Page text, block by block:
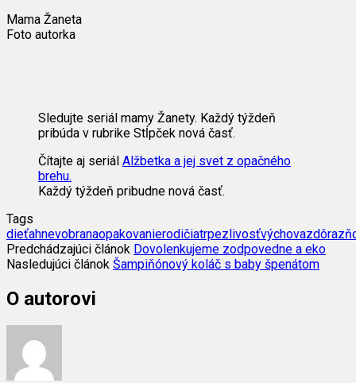
Mama Žaneta
Foto autorka
Sledujte seriál mamy Žanety. Každý týždeň
pribúda v rubrike Stĺpček nová časť.
Čítajte aj seriál Alžbetka a jej svet z opačného
brehu.
Každý týždeň pribudne nová časť.
Tags
dieťahnevobranaopakovanierodičiatrpezlivosťvýchova
Predchádzajúci článok Dovolenkujeme zodpovedne a eko
Nasledujúci článok Šampiňónový koláč s baby špenátom
O autorovi